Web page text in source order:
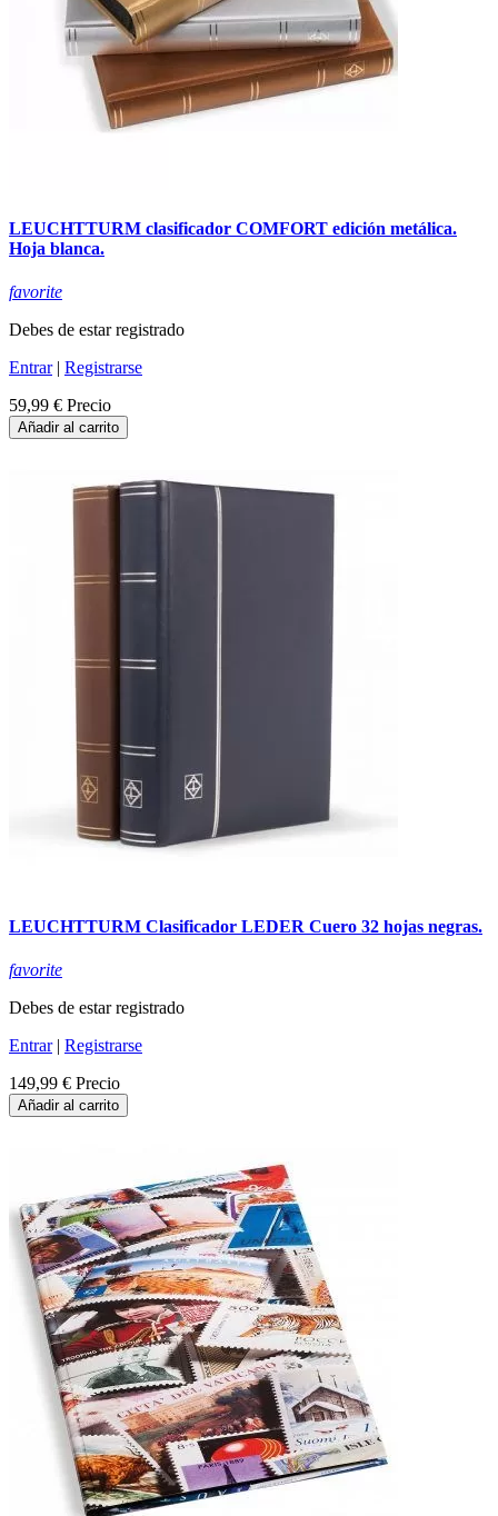
LEUCHTTURM clasificador COMFORT edición metálica.
Hoja blanca.
favorite
Debes de estar registrado
Entrar| Registrarse
59,99 € Precio
Añadir al carrito
LEUCHTTURM Clasificador LEDER Cuero 32 hojas negras.
favorite
Debes de estar registrado
Entrar| Registrarse
149,99 € Precio
Añadir al carrito